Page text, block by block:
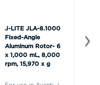
J-LITE JLA-8.1000
Fixed-Angle
Aluminum Rotor- 6
x 1,000 mL, 8,000
rpm, 15,970 x g